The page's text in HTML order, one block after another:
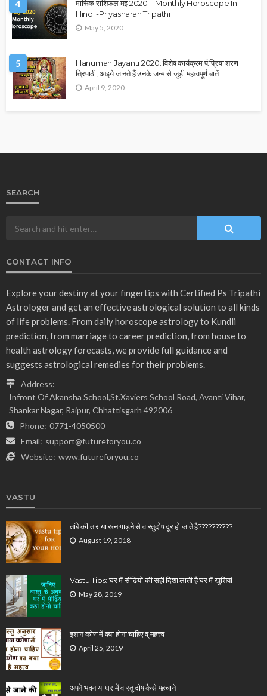
4
मासिक राशिफल मई 2020 – Monthly Horoscope In
Hindi -Priyasharan Tripathi
May 5, 2020
5
Hanuman Jayanti 2020: विशेष कार्यक्रम पं.प्रिया शरण
त्रिपाठी, आइये जानते हैं उनके जन्म से जुड़ी महत्वपूर्ण बातें
April 9, 2020
SEARCH
CONTACT INFO
Explore your destiny at your fingertips with Certified Ps Tripathi
Astrologer and get an effective astrological solution to all kinds
of life problems. From daily horoscope astrology to Kundli
prediction, from marriage to career prediction, from house to
health astrology forecasts, we provide full guidance and
suggests astrological remedies for their problems.
Address:
Infront Of Akansha School,St.Xaviers School Road, Avanti Vihar,
Shankar Nagar, Raipur, Chhattisgarh 492006
Phone: 0771-4050500
Email: support@futureforyou.co
Website: www.futureforyou.co
VASTU
तांबे की तार या रत्न गाड़ने से वास्तुदोष दूर हो जाते है??????????
August 19, 2018
Vastu Tips: घर में सीढ़ियों की सही दिशा लाती है घर में खुशियां
May 28, 2019
इशान कोण में क्या होना चाहिए व् महत्त्व
April 25, 2019
अपने भवन या घर में वास्तु दोष कैसे पहचाने